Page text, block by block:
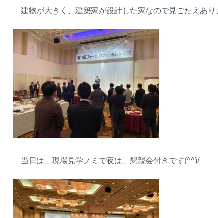
建物が大きく、建築家が設計した家なので見ごたえあり
当日は、現場見学ノミで夜は、懇親会付きです(^^)/